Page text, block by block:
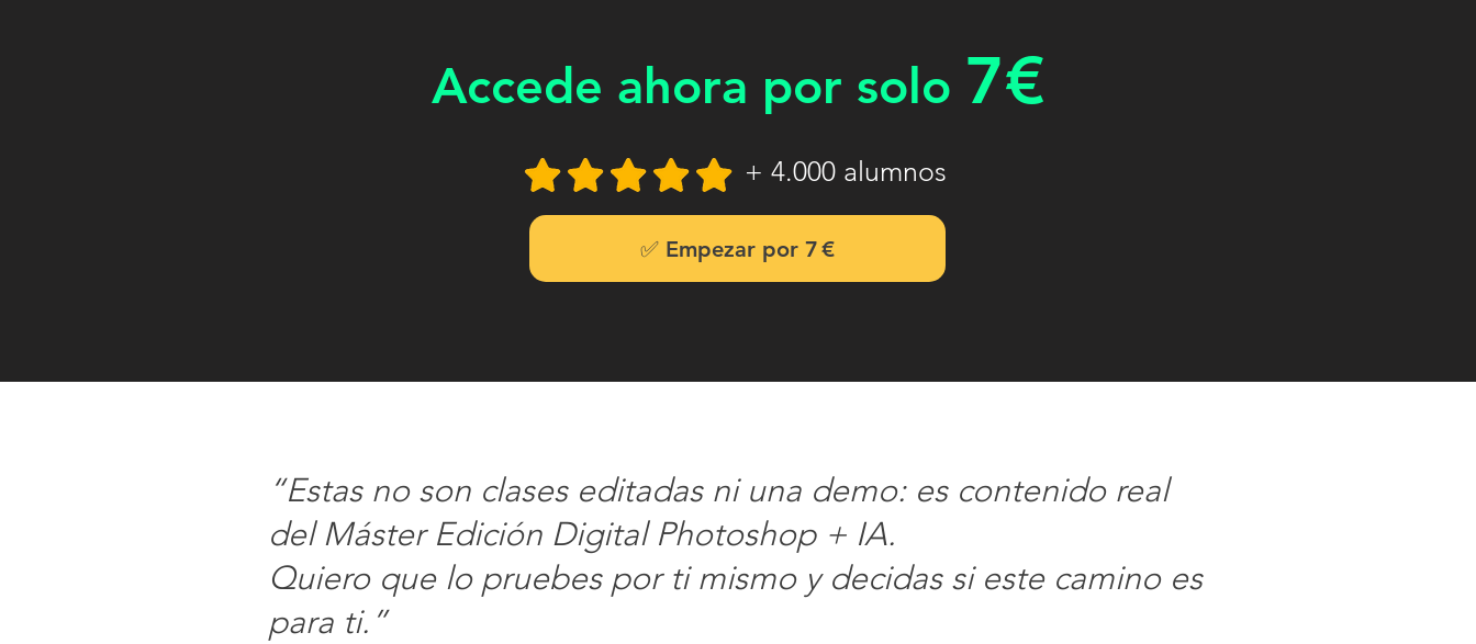
Accede ahora por solo 7€
+ 4.000 alumnos
✅ Empezar por 7 €
“Estas no son clases editadas ni una demo: es contenido real
del Máster Edición Digital Photoshop + IA.
Quiero que lo pruebes por ti mismo y decidas si este camino es
para ti.”